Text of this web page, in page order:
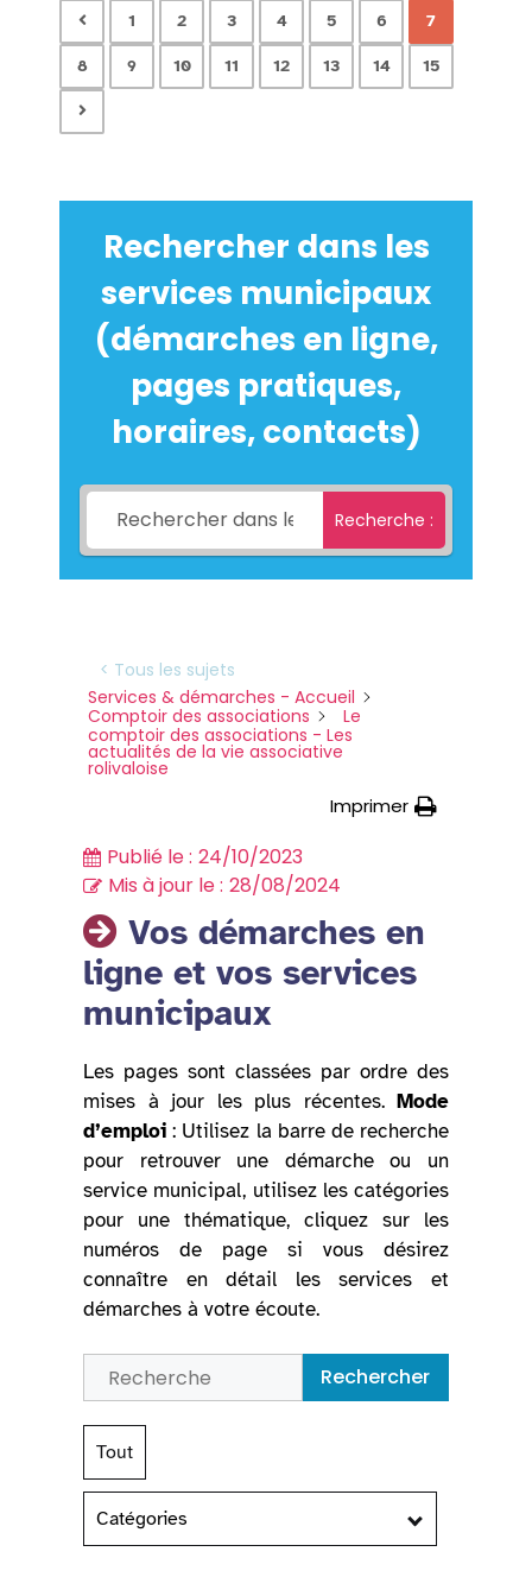
1 2 3 4 5 6 7
8 9 10 11 12 13 14 15
Rechercher dans les
services municipaux
(démarches en ligne,
pages pratiques,
horaires, contacts)
Recherche :
< Tous les sujets
Services & démarches - Accueil
Comptoir des associations
Le
comptoir des associations - Les
actualités de la vie associative
rolivaloise
Imprimer
Publié le : 24/10/2023
Mis à jour le : 28/08/2024
Vos démarches en
ligne et vos services
municipaux
Les pages sont classées par ordre des
mises à jour les plus récentes. Mode
d’emploi : Utilisez la barre de recherche
pour retrouver une démarche ou un
service municipal, utilisez les catégories
pour une thématique, cliquez sur les
numéros de page si vous désirez
connaître en détail les services et
démarches à votre écoute.
Rechercher
Tout
Catégories